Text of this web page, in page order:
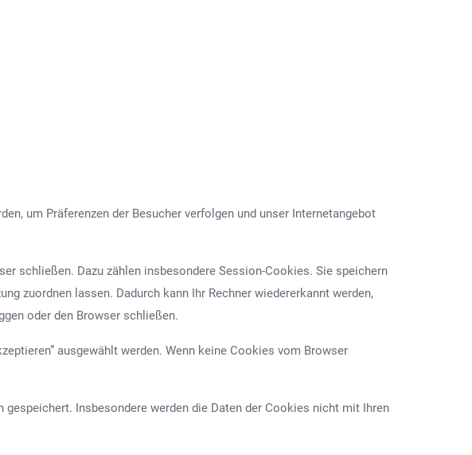
um Präferenzen der Besucher verfolgen und unser Internetangebot
schließen. Dazu zählen insbesondere Session-Cookies. Sie speichern
zuordnen lassen. Dadurch kann Ihr Rechner wiedererkannt werden,
oder den Browser schließen.
ausgewählt werden. Wenn keine Cookies vom Browser
Insbesondere werden die Daten der Cookies nicht mit Ihren